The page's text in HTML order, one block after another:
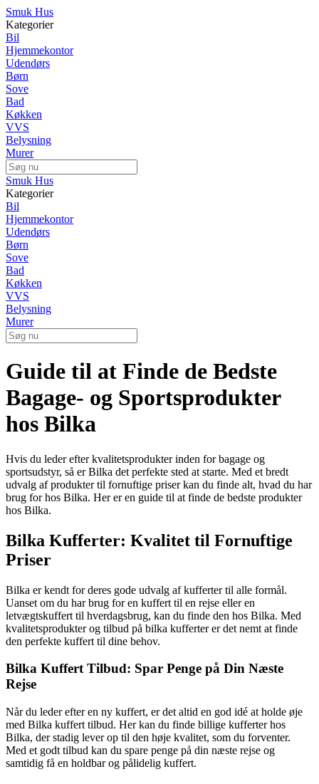
Smuk Hus
Kategorier
Bil
Hjemmekontor
Udendørs
Børn
Sove
Bad
Køkken
VVS
Belysning
Murer
Smuk Hus
Kategorier
Bil
Hjemmekontor
Udendørs
Børn
Sove
Bad
Køkken
VVS
Belysning
Murer
Guide til at Finde de Bedste
Bagage- og Sportsprodukter
hos Bilka
Hvis du leder efter kvalitetsprodukter inden for bagage og
sportsudstyr, så er Bilka det perfekte sted at starte. Med et bredt
udvalg af produkter til fornuftige priser kan du finde alt, hvad du har
brug for hos Bilka. Her er en guide til at finde de bedste produkter
hos Bilka.
Bilka Kufferter: Kvalitet til Fornuftige
Priser
Bilka er kendt for deres gode udvalg af kufferter til alle formål.
Uanset om du har brug for en kuffert til en rejse eller en
letvægtskuffert til hverdagsbrug, kan du finde den hos Bilka. Med
kvalitetsprodukter og tilbud på bilka kufferter er det nemt at finde
den perfekte kuffert til dine behov.
Bilka Kuffert Tilbud: Spar Penge på Din Næste
Rejse
Når du leder efter en ny kuffert, er det altid en god idé at holde øje
med Bilka kuffert tilbud. Her kan du finde billige kufferter hos
Bilka, der stadig lever op til den høje kvalitet, som du forventer.
Med et godt tilbud kan du spare penge på din næste rejse og
samtidig få en holdbar og pålidelig kuffert.